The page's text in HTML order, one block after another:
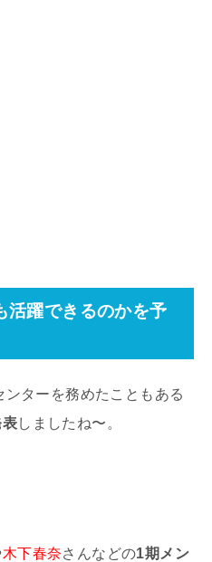
活躍できるのかを予
ターを務めたこともある
しましたね〜。
木下春奈さんなどの1期メン